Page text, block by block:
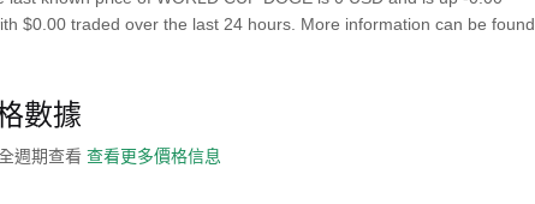
$0.00 traded over the last 24 hours. More information can be found
數據
週期查看 查看更多價格信息